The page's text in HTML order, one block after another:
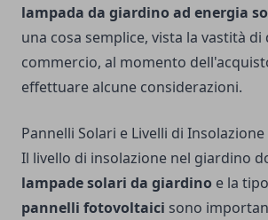
lampada da giardino ad energia
una cosa semplice, vista la vastità
commercio, al momento
effettuare alcune considerazioni.
Pannelli Solari e Livelli di Insolazione
Il livello di insolazione nel giardino
lampade solari da giardino e la
pannelli fotovoltaici sono